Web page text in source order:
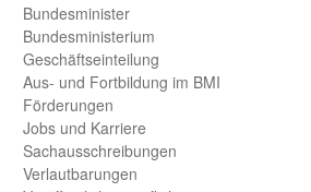
Bundes­minister
Bundes­ministerium
Geschäfts­einteilung
Aus- und Fortbildung im BMI
Förderungen
Jobs und Karriere
Sachaus­schreibungen
Verlautbarungen